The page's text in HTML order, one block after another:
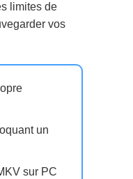
limites de
vos
un
sur PC